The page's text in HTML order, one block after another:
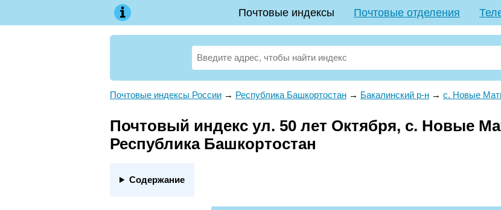
Почтовые индексы Почтовые отделения
Почтовые индексы России → Республика Башкортостан → Бакалинский р-н → с. Новые
Почтовый индекс ул. 50 лет Октября, с. Новые
Республика Башкортостан
Содержание